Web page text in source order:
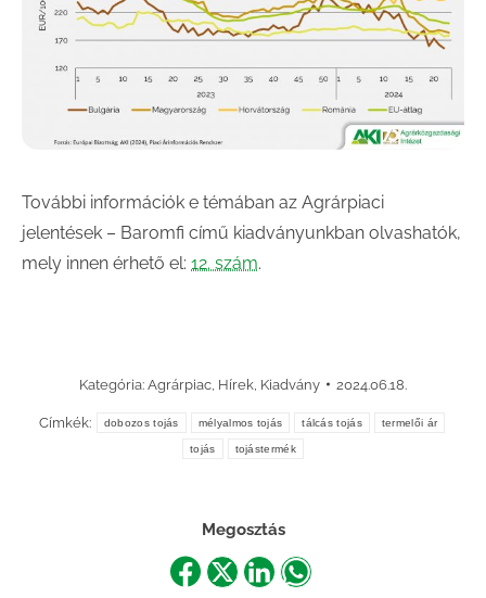
További információk e témában az Agrárpiaci
jelentések – Baromfi című kiadványunkban olvashatók,
mely innen érhető el: 12. szám.
Kategória: Agrárpiac Hírek Kiadvány 2024.06.18.
Címkék: dobozos tojás mélyalmos tojás tálcás tojás termelői ár
tojás tojástermék
Megosztás
ShareShareShareShare